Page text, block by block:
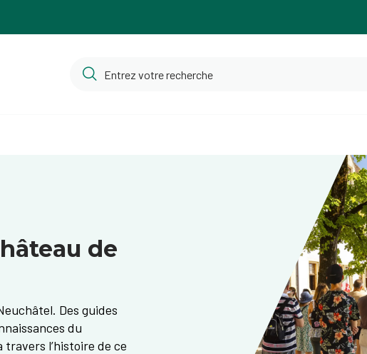
de
Des guides
du
l’histoire de ce